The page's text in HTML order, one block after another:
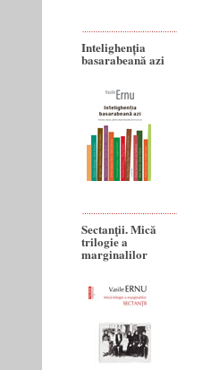
Intelighenția
basarabeană azi
Sectanţii. Mică
trilogie a
marginalilor